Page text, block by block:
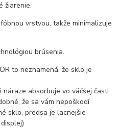
žiarenie.
vrstvou, takže minimalizuje
brúsenia.
to neznamená, že sklo je
absorbuje vo väčšej časti
že sa vám nepoškodí
sklo, predsa je lacnejšie